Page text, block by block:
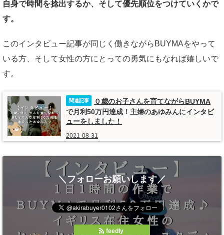
自身で時間を捻出するか、そして優先順位をつけていくかで
す。
このインタビュー記事が同じく働きながらBUYMAをやって
いる方、そして女性の方にとっての勇気にもなれば嬉しいで
す。
０歳のお子さんを育てながらBUYMA
で月利50万円達成！主婦のあゆみんにインタビ
ューをしました！
2021-08-31
＼フォローお願いします／
feedly